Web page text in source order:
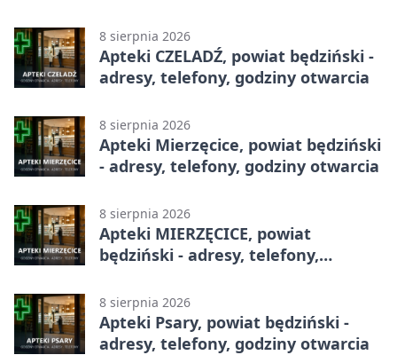
8 sierpnia 2026
Apteki CZELADŹ, powiat będziński -
adresy, telefony, godziny otwarcia
8 sierpnia 2026
Apteki Mierzęcice, powiat będziński
- adresy, telefony, godziny otwarcia
8 sierpnia 2026
Apteki MIERZĘCICE, powiat
będziński - adresy, telefony,
8 sierpnia 2026
Apteki Psary, powiat będziński -
adresy, telefony, godziny otwarcia